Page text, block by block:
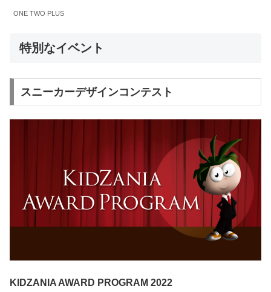
ONE TWO PLUS
特別なイベント
スニーカーデザインコンテスト
KIDZANIA AWARD PROGRAM 2022